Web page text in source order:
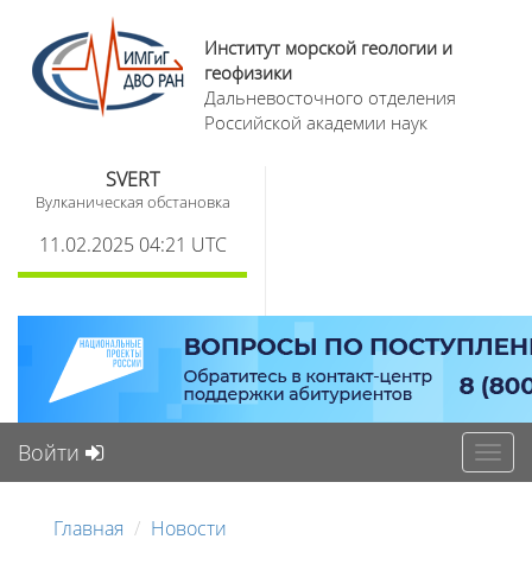
Институт морской геологии и
геофизики
Дальневосточного отделения
Российской академии наук
SVERT
Вулканическая обстановка
11.02.2025 04:21 UTC
Войти
Главная Новости